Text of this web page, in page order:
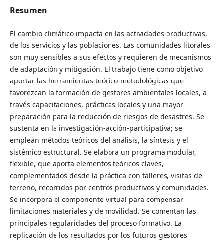
Resumen
El cambio climático impacta en las actividades productivas,
de los servicios y las poblaciones. Las comunidades litorales
son muy sensibles a sus efectos y requieren de mecanismos
de adaptación y mitigación. El trabajo tiene como objetivo
aportar las herramientas teórico-metodológicas que
favorezcan la formación de gestores ambientales locales, a
través capacitaciones, prácticas locales y una mayor
preparación para la reducción de riesgos de desastres. Se
sustenta en la investigación-acción-participativa; se
emplean métodos teóricos del análisis, la síntesis y el
sistémico estructural. Se elabora un programa modular,
flexible, que aporta elementos teóricos claves,
complementados desde la práctica con talleres, visitas de
terreno, recorridos por centros productivos y comunidades.
Se incorpora el componente virtual para compensar
limitaciones materiales y de movilidad. Se comentan las
principales regularidades del proceso formativo. La
replicación de los resultados por los futuros gestores